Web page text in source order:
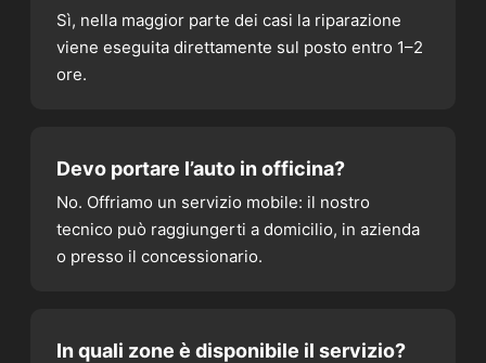
Sì, nella maggior parte dei casi la riparazione
viene eseguita direttamente sul posto entro 1–2
ore.
Devo portare l’auto in officina?
No. Offriamo un servizio mobile: il nostro
tecnico può raggiungerti a domicilio, in azienda
o presso il concessionario.
In quali zone è disponibile il servizio?